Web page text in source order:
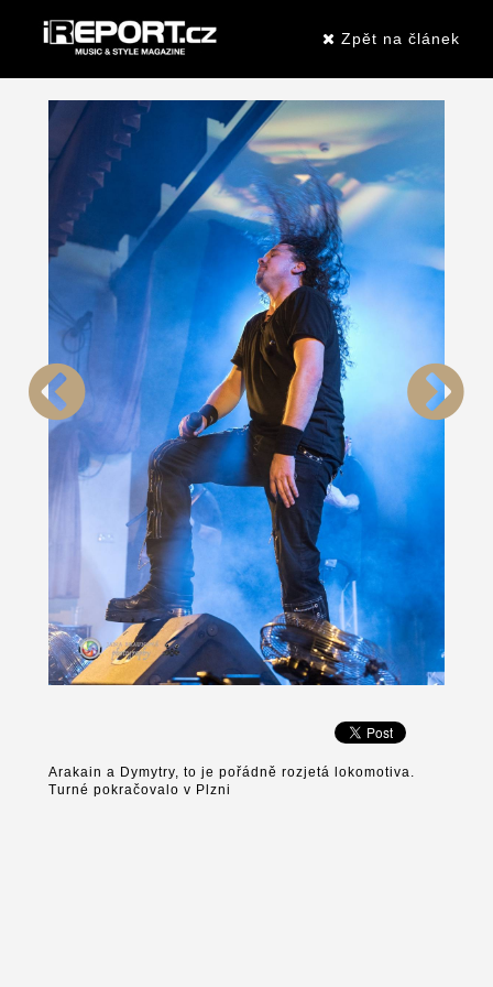
Zpět na článek
Arakain a Dymytry, to je pořádně rozjetá lokomotiva.
Turné pokračovalo v Plzni